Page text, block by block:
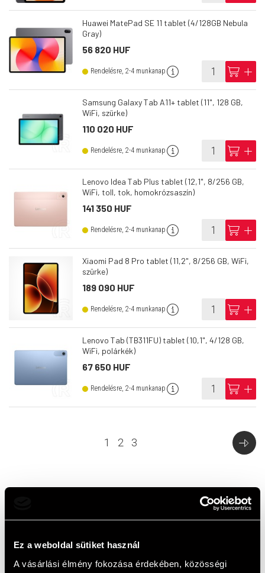
Ez a weboldal sütiket használ
A vásárlási élmény fokozása érdekében, közösségi
Huawei MatePad SE 11 tablet (4/128GB Nebula
Gray)
56 820 HUF
Rendelésre, 2-4 munkanap info cart add
Samsung Galaxy Tab A11+ tablet (11", 128 GB,
WiFi, szürke)
110 020 HUF
Rendelésre, 2-4 munkanap info cart add
Lenovo Idea Tab Plus tablet (12,1", 8/256 GB,
WiFi, toll, tok, homokrózsaszín)
141 350 HUF
Rendelésre, 2-4 munkanap info cart add
Xiaomi Pad 8 Pro tablet (11,2", 8/256 GB, WiFi,
szürke)
189 090 HUF
Rendelésre, 2-4 munkanap info cart add
Lenovo Tab (TB311FU) tablet (10,1", 4/128 GB,
WiFi, polárkék)
67 650 HUF
Rendelésre, 2-4 munkanap info cart add
1 2 3